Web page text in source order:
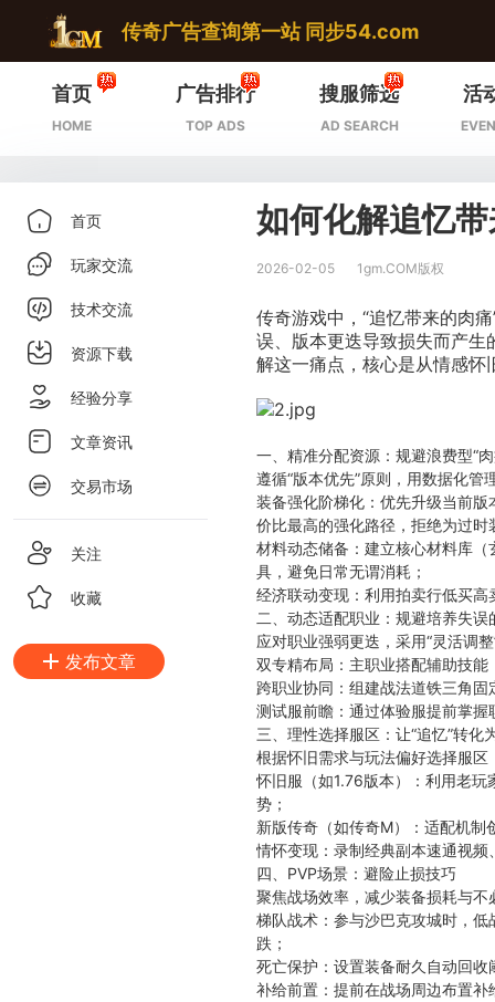
传奇广告查询第一站 同步54.com
首页
HOME
广告排行
TOP ADS
搜服筛选
AD SEARCH
活
首页
玩家交流
技术交流
资源下载
经验分享
文章资讯
交易市场
关注
收藏
发布文章
如何化解追忆
2026-02-05 1gm.COM版权
传奇游戏中，“追忆带来的肉
误、版本更迭导致损失而产
解这一痛点，核心是从情感
一、精准分配资源：规避浪费型“肉
遵循“版本优先”原则，用数据化
装备强化阶梯化：优先升级当前
价比最高的强化路径，拒绝为过时
材料动态储备：建立核心材料库
具，避免日常无谓消耗；
经济联动变现：利用拍卖行低买
二、动态适配职业：规避培养失误
应对职业强弱更迭，采用“灵活调
双专精布局：主职业搭配辅助技
跨职业协同：组建战法道铁三角
测试服前瞻：通过体验服提前掌
三、理性选择服区：让“追忆”转化
根据怀旧需求与玩法偏好选择服
怀旧服（如1.76版本）：利用老
势；
新版传奇（如传奇M）：适配机
情怀变现：录制经典副本速通视
四、PVP场景：避险止损技巧
聚焦战场效率，减少装备损耗与不
梯队战术：参与沙巴克攻城时，
跌；
死亡保护：设置装备耐久自动回
补给前置：提前在战场周边布置